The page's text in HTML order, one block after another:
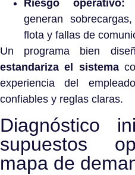
Riesgo operativo:
generan
flota y fallas de
Un programa bien
estandariza el sistema
experiencia del
confiables y reglas claras.
Diagnóstico
supuestos
mapa de